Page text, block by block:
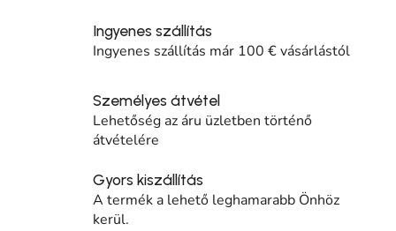
Ingyenes szállítás
Ingyenes szállítás már 100 € vásárlástól
Személyes átvétel
Lehetőség az áru üzletben történő
átvételére
Gyors kiszállítás
A termék a lehető leghamarabb Önhöz
kerül.